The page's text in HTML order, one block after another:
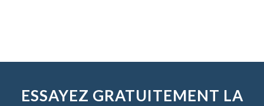
ESSAYEZ GRATUITEMENT LA